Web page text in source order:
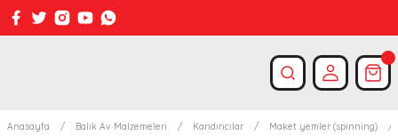
Anasayfa Balık Av Malzemeleri Kandırıcılar Maket yemler (spinning)